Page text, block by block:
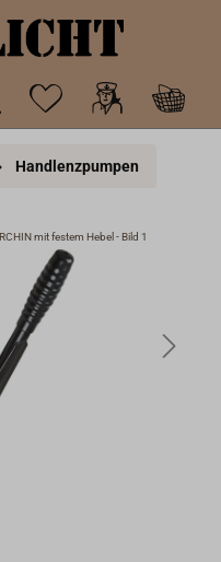
Handlenzpumpen
mit festem Hebel - Bild 1